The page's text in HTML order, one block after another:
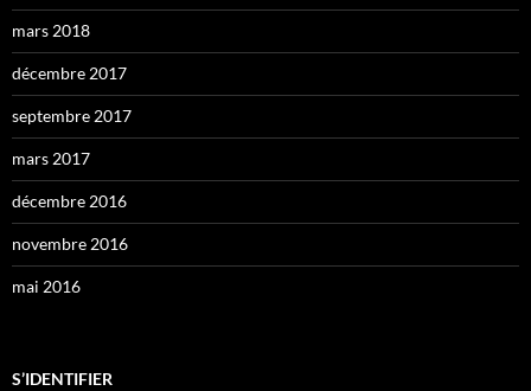
mars 2018
décembre 2017
septembre 2017
mars 2017
décembre 2016
novembre 2016
mai 2016
S’IDENTIFIER